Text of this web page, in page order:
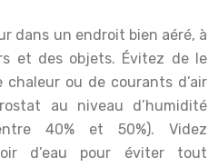
dans un endroit bien aéré, à
et des objets. Évitez de le
chaleur ou de courants d’air
au niveau d’humidité
40% et 50%). Videz
d’eau pour éviter tout